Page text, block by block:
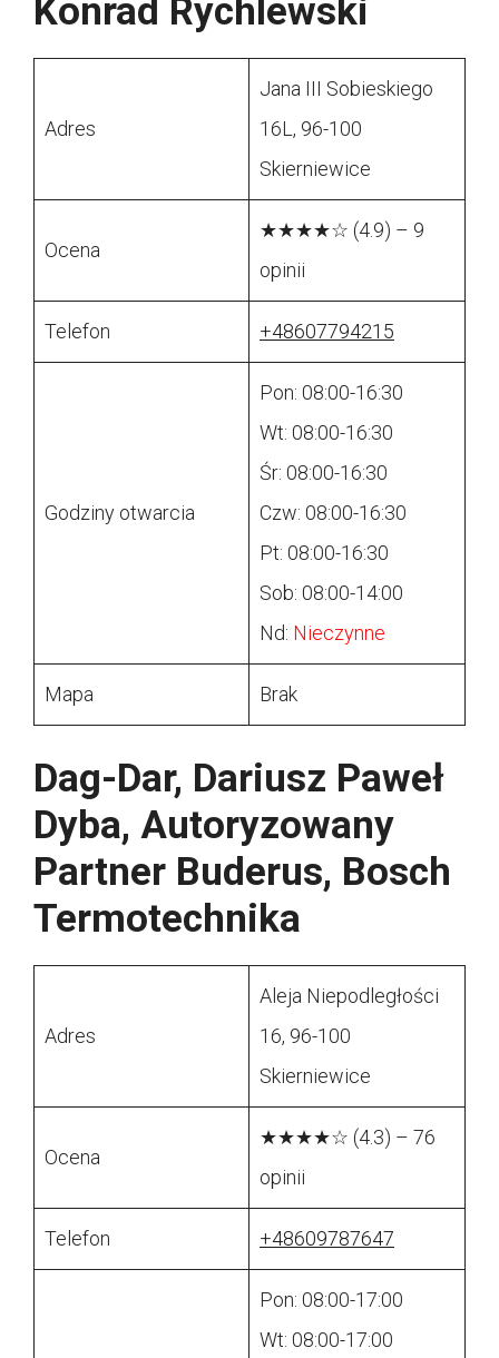
Konrad Rychlewski
Adres
Jana III Sobieskiego
16L, 96-100
Skierniewice
Ocena
★★★★☆ (4.9) – 9
opinii
Telefon +48607794215
Godziny otwarcia
Pon: 08:00-16:30
Wt: 08:00-16:30
Śr: 08:00-16:30
Czw: 08:00-16:30
Pt: 08:00-16:30
Sob: 08:00-14:00
Nd: Nieczynne
Mapa Brak
Dag-Dar, Dariusz Paweł
Dyba, Autoryzowany
Partner Buderus, Bosch
Termotechnika
Adres
Aleja Niepodległości
16, 96-100
Skierniewice
Ocena
★★★★☆ (4.3) – 76
opinii
Telefon +48609787647
Pon: 08:00-17:00
Wt: 08:00-17:00